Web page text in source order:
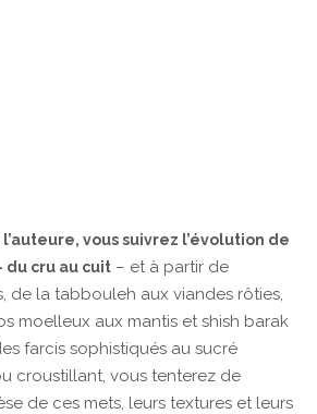
l’auteure, vous suivrez l’évolution de
du cru au cuit – et à partir de
de la tabbouleh aux viandes rôties,
moelleux aux mantis et shish barak
farcis sophistiqués au sucré
croustillant, vous tenterez de
de ces mets, leurs textures et leurs